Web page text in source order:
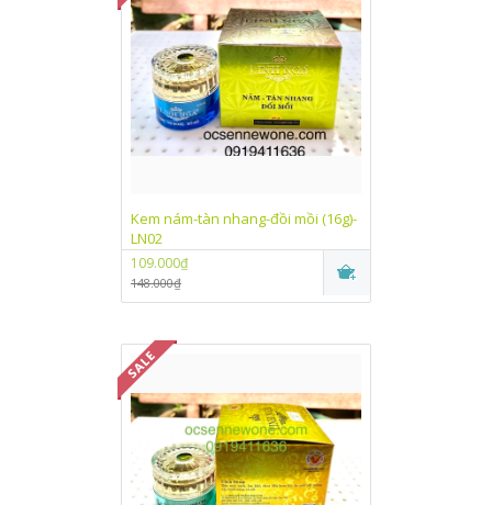
Kem nám-tàn nhang-đồi mồi (16g)-
LN02
109.000₫
148.000₫